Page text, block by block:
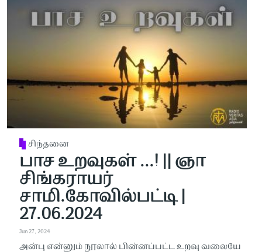
சிந்தனை
பாச உறவுகள் ...! || ஞா
சிங்கராயர்
சாமி.கோவில்பட்டி |
27.06.2024
Jun 27, 2024
அன்பு என்னும் நூலால் பின்னப்பட்ட உறவு வலையே